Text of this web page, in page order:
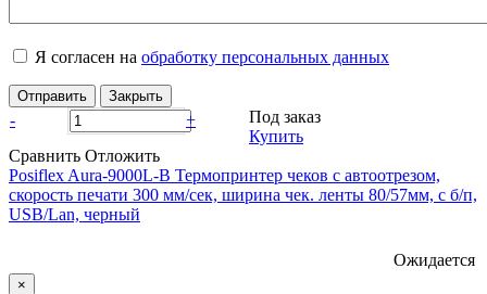
Я согласен на обработку персональных данных
Отправить Закрыть
- +
Под заказ
Купить
Сравнить Отложить
Posiflex Aura-9000L-В Термопринтер чеков с автоотрезом,
скорость печати 300 мм/сек, ширина чек. ленты 80/57мм, с б/п,
USB/Lan, черный
Ожидается
×